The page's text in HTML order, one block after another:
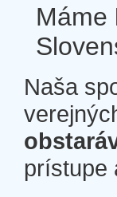
Máme
Naša
prístupe